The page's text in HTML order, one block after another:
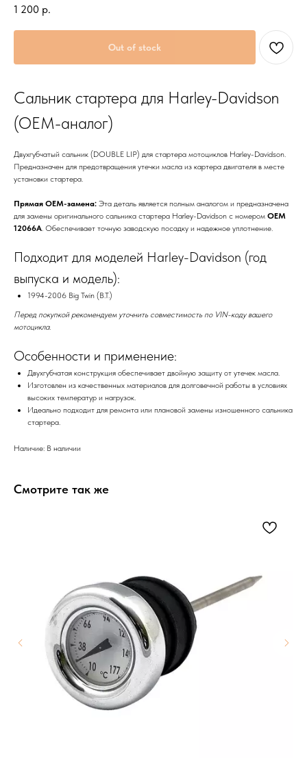
1 200 р.
Out of stock
Сальник стартера для Harley-Davidson
(OEM-аналог)
Двухгубчатый сальник (DOUBLE LIP) для стартера мотоциклов Harley-Davidson.
Предназначен для предотвращения утечки масла из картера двигателя в месте
установки стартера.
Прямая OEM-замена: Эта деталь является полным аналогом и предназначена
для замены оригинального сальника стартера Harley-Davidson с номером OEM
12066A. Обеспечивает точную заводскую посадку и надежное уплотнение.
Подходит для моделей Harley-Davidson (год
выпуска и модель):
1994-2006 Big Twin (B.T.)
Перед покупкой рекомендуем уточнить совместимость по VIN-коду вашего
мотоцикла.
Особенности и применение:
Двухгубчатая конструкция обеспечивает двойную защиту от утечек масла.
Изготовлен из качественных материалов для долговечной работы в условиях
высоких температур и нагрузок.
Идеально подходит для ремонта или плановой замены изношенного сальника
стартера.
Наличие: В наличии
Смотрите так же